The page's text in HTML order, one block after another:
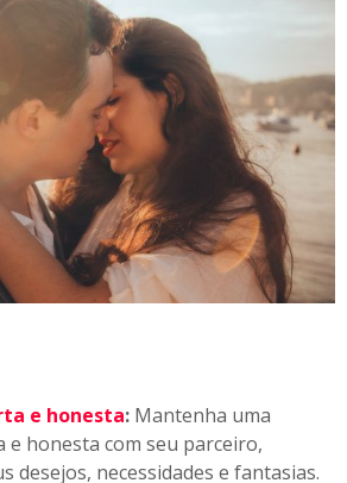
e honesta: Mantenha uma
e honesta com seu parceiro,
desejos, necessidades e fantasias.